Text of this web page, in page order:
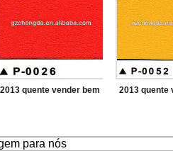
2013 quente vender bem 2013 quente
para nós